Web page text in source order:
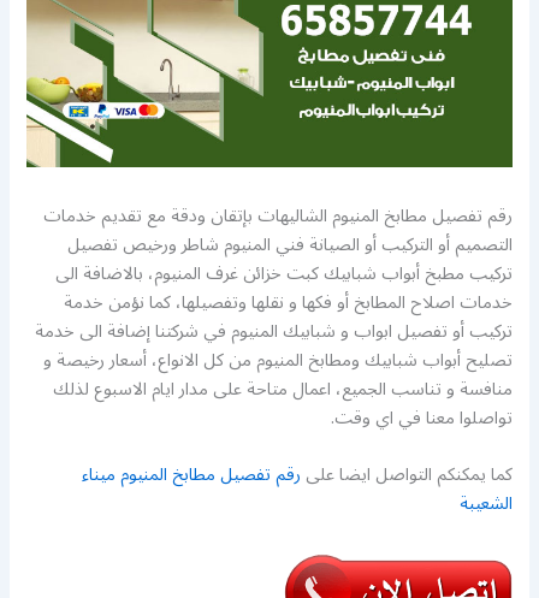
رقم تفصيل مطابخ المنيوم الشاليهات بإتقان ودقة مع تقديم خدمات
التصميم أو التركيب أو الصيانة فني المنيوم شاطر ورخيص تفصيل
تركيب مطبخ أبواب شبابيك كبت خزائن غرف المنيوم، بالاضافة الى
خدمات اصلاح المطابخ أو فكها و نقلها وتفصيلها، كما نؤمن خدمة
تركيب أو تفصيل ابواب و شبابيك المنيوم في شركتنا إضافة الى خدمة
تصليح أبواب شبابيك ومطابخ المنيوم من كل الانواع، أسعار رخيصة و
منافسة و تناسب الجميع، اعمال متاحة على مدار ايام الاسبوع لذلك
تواصلوا معنا في اي وقت.
كما يمكنكم التواصل ايضا علىرقم تفصيل مطابخ المنيوم ميناء
الشعيبة